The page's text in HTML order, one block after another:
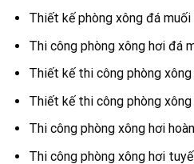
Thiết kế phòng xông đá
Thi công phòng xông hơi đá
Thiết kế thi công phòng
Thiết kế thi công phòng
Thi công phòng xông hơi
Thi công phòng xông hơi